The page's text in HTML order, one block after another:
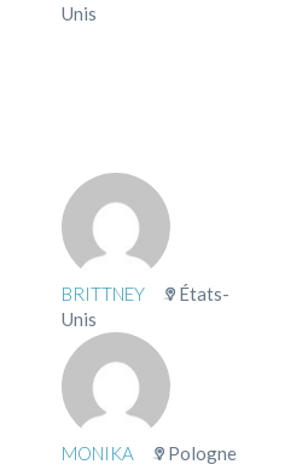
Unis
BRITTNEY
États-
Unis
MONIKA Pologne